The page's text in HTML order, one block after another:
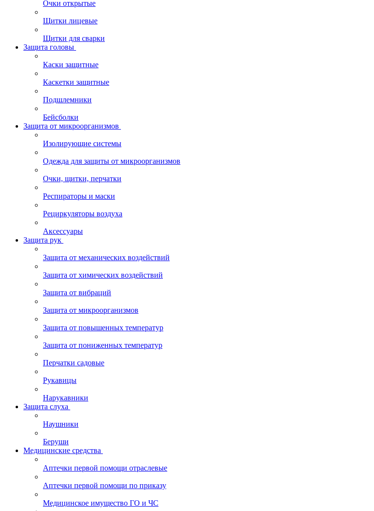
Очки открытые
Щитки лицевые
Щитки для сварки
Защита головы
Каски защитные
Каскетки защитные
Подшлемники
Бейсболки
Защита от микроорганизмов
Изолирующие системы
Одежда для защиты от микроорганизмов
Очки, щитки, перчатки
Респираторы и маски
Рециркуляторы воздуха
Аксессуары
Защита рук
Защита от механических воздействий
Защита от химических воздействий
Защита от вибраций
Защита от микроорганизмов
Защита от повышенных температур
Защита от пониженных температур
Перчатки садовые
Рукавицы
Нарукавники
Защита слуха
Наушники
Беруши
Медицинские средства
Аптечки первой помощи отраслевые
Аптечки первой помощи по приказу
Медицинское имущество ГО и ЧС